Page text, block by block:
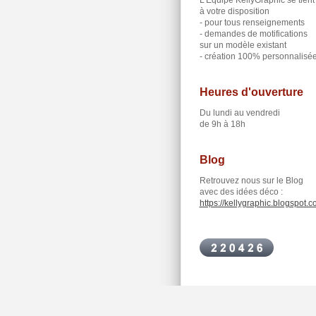
à votre disposition
- pour tous renseignements
- demandes de motifications
sur un modèle existant
- création 100% personnalisée
Heures d'ouverture
Du lundi au vendredi
de 9h à 18h
Blog
Retrouvez nous sur le Blog
avec des idées déco :
https://